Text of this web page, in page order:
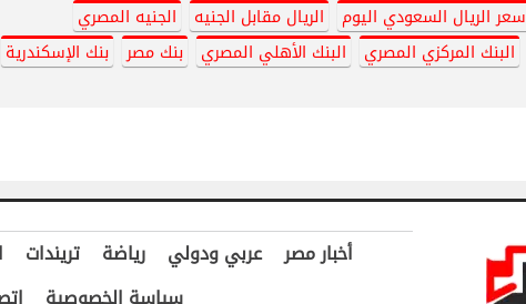
سعر الريال السعودي اليوم الريال مقابل الجنيه
الجنيه المصري
البنك المركزي المصري البنك الأهلي المصري بنك مصر
بنك الإسكندرية
أخبار مصر عربي ودولي رياضة تريندات